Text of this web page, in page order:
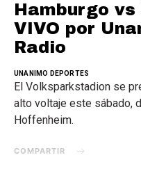
Hamburgo
VIVO por
Radio
UNANIMO DEPORTES
El Volksparkstadion se
alto voltaje este sábado,
Hoffenheim.
COMPARTIR